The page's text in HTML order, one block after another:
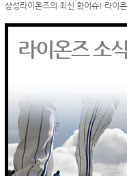
삼성라이온즈의 최신 핫이슈! 라이
라이온즈 소식